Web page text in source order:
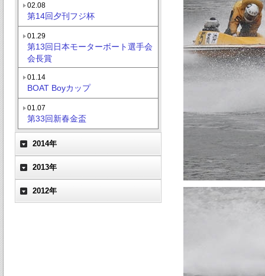
02.08
第14回夕刊フジ杯
01.29
第13回日本モーターボート選手会
会長賞
01.14
BOAT Boyカップ
01.07
第33回新春金盃
2014年
2013年
2012年